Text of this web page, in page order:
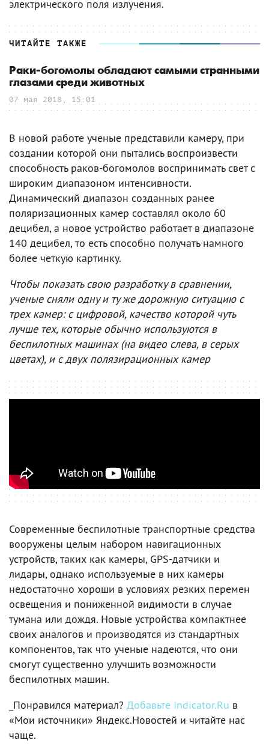
электрического поля излучения.
ЧИТАЙТЕ ТАКЖЕ
Раки-богомолы обладают самыми странными
глазами среди животных
07 мая 2018, 15:01
В новой работе ученые представили камеру, при
создании которой они пытались воспроизвести
способность раков-богомолов воспринимать свет с
широким диапазоном интенсивности.
Динамический диапазон созданных ранее
поляризационных камер составлял около 60
децибел, а новое устройство работает в диапазоне
140 децибел, то есть способно получать намного
более четкую картинку.
Чтобы показать свою разработку в сравнении,
ученые сняли одну и ту же дорожную ситуацию с
трех камер: с цифровой, качество которой чуть
лучше тех, которые обычно используются в
беспилотных машинах (на видео слева, в серых
цветах), и с двух полязирационных камер
Современные беспилотные транспортные средства
вооружены целым набором навигационных
устройств, таких как камеры, GPS-датчики и
лидары, однако используемые в них камеры
недостаточно хороши в условиях резких перемен
освещения и пониженной видимости в случае
тумана или дождя. Новые устройства компактнее
своих аналогов и производятся из стандартных
компонентов, так что ученые надеются, что они
смогут существенно улучшить возможности
беспилотных машин.
_Понравился материал? Добавьте Indicator.Ru в
«Мои источники» Яндекс.Новостей и читайте нас
чаще.